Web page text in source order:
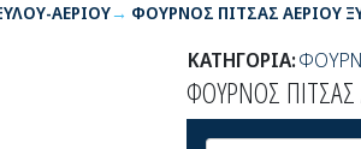
ΑΕΡΙΟΥ ΦΟΥΡΝΟΣ ΠΙΤΣΑΣ ΑΕΡΙΟΥ
ΚΑΤΗΓΟΡΙΑ:
ΦΟΥΡΝΟΣ ΠΙΤΣΑΣ